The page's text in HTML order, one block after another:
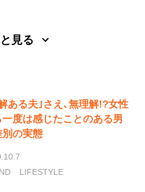
見る
ある夫｣さえ､無理解!?女性
一度は感じたことのある男
別の実態
LIFESTYLE